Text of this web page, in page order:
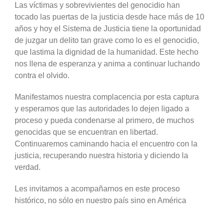
Las víctimas y sobrevivientes del genocidio han
tocado las puertas de la justicia desde hace más de 10
años y hoy el Sistema de Justicia tiene la oportunidad
de juzgar un delito tan grave como lo es el genocidio,
que lastima la dignidad de la humanidad. Este hecho
nos llena de esperanza y anima a continuar luchando
contra el olvido.
Manifestamos nuestra complacencia por esta captura
y esperamos que las autoridades lo dejen ligado a
proceso y pueda condenarse al primero, de muchos
genocidas que se encuentran en libertad.
Continuaremos caminando hacia el encuentro con la
justicia, recuperando nuestra historia y diciendo la
verdad.
Les invitamos a acompañarnos en este proceso
histórico, no sólo en nuestro país sino en América